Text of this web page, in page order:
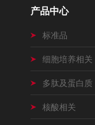
产品中心
标准品
细胞培养相关
多肽及蛋白质
核酸相关